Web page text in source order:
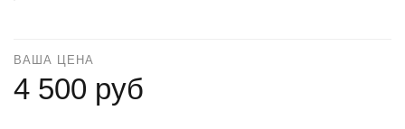
ВАША ЦЕНА
4 500 руб